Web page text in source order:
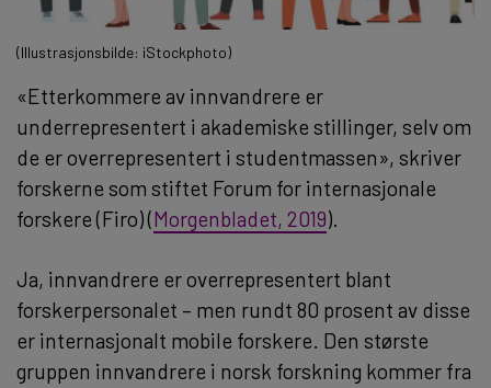
(Illustrasjonsbilde: iStockphoto)
«Etterkommere av innvandrere er
underrepresentert i akademiske stillinger, selv om
de er overrepresentert i studentmassen», skriver
forskerne som stiftet Forum for internasjonale
forskere (Firo) (Morgenbladet, 2019).
Ja, innvandrere er overrepresentert blant
forskerpersonalet – men rundt 80 prosent av disse
er internasjonalt mobile forskere. Den største
gruppen innvandrere i norsk forskning kommer fra